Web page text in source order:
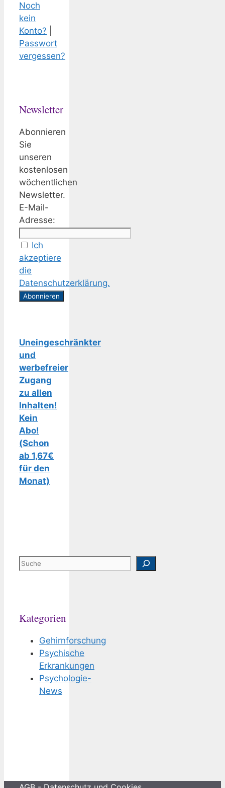
Noch
kein
Konto?
Passwort
vergessen?
Newsletter
Abonnieren
Sie
unseren
kostenlosen
wöchentlichen
Newsletter.
E-Mail-
Adresse:
Ich
akzeptiere
die
Datenschutzerklärung.
Uneingeschränkter
und
werbefreier
Zugang
zu allen
Inhalten!
Kein
Abo!
(Schon
ab 1,67€
für den
Monat)
Suchen
Kategorien
Gehirnforschung
Psychische
Erkrankungen
Psychologie-
News